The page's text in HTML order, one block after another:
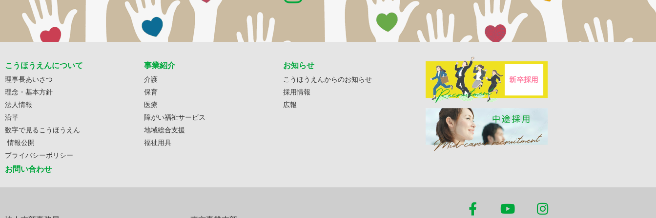
こうほうえんについて
理事長あいさつ
理念・基本方針
法人情報
沿革
数字で見るこうほうえん
情報公開
プライバシーポリシー
お問い合わせ
事業紹介
介護
保育
医療
障がい福祉サービス
地域総合支援
福祉用具
お知らせ
こうほうえんからのお知らせ
採用情報
広報